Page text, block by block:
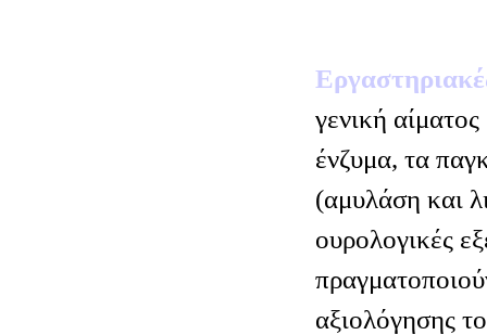
γενική
ένζυμα, τα
(αμυλάση και
ουρολογικές
αξιολόγησης